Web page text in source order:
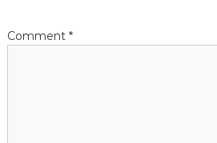
i
Comment *